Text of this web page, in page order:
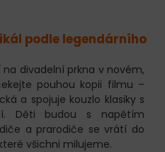
podle legendárního
divadelní prkna v novém,
pouhou kopii filmu –
a spojuje kouzlo klasiky s
Děti budou s napětím
a prarodiče se vrátí do
všichni milujeme.